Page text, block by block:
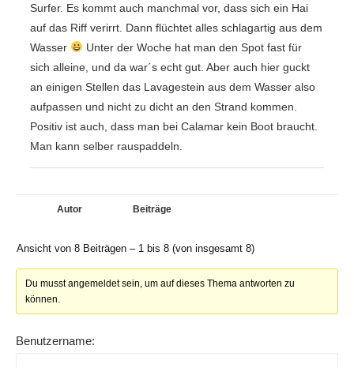
Surfer. Es kommt auch manchmal vor, dass sich ein Hai
auf das Riff verirrt. Dann flüchtet alles schlagartig aus dem
Wasser
Unter der Woche hat man den Spot fast für
sich alleine, und da war´s echt gut. Aber auch hier guckt
an einigen Stellen das Lavagestein aus dem Wasser also
aufpassen und nicht zu dicht an den Strand kommen.
Positiv ist auch, dass man bei Calamar kein Boot braucht.
Man kann selber rauspaddeln.
Autor Beiträge
Ansicht von 8 Beiträgen – 1 bis 8 (von insgesamt 8)
Du musst angemeldet sein, um auf dieses Thema antworten zu
können.
Benutzername: